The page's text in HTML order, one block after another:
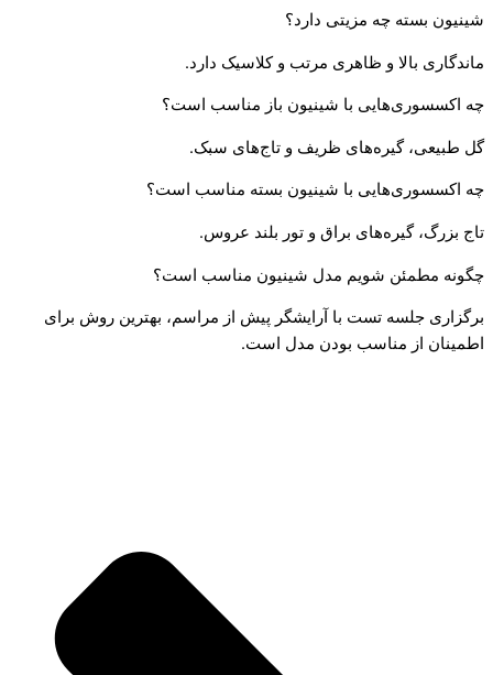
شینیون بسته چه مزیتی دارد؟
ماندگاری بالا و ظاهری مرتب و کلاسیک دارد.
چه اکسسوری‌هایی با شینیون باز مناسب است؟
گل طبیعی، گیره‌های ظریف و تاج‌های سبک.
چه اکسسوری‌هایی با شینیون بسته مناسب است؟
تاج بزرگ، گیره‌های براق و تور بلند عروس.
چگونه مطمئن شویم مدل شینیون مناسب است؟
برگزاری جلسه تست با آرایشگر پیش از مراسم، بهترین روش برای
اطمینان از مناسب بودن مدل است.